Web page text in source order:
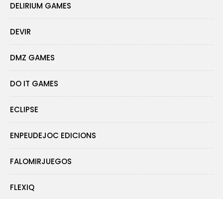
DELIRIUM GAMES
DEVIR
DMZ GAMES
DO IT GAMES
ECLIPSE
ENPEUDEJOC EDICIONS
FALOMIRJUEGOS
FLEXIQ